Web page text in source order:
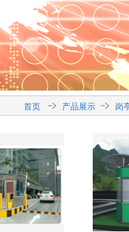
首页 产品展示 岗